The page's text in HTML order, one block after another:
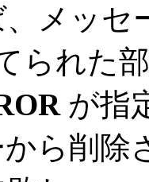
メッセ
られた
が指
ら削除